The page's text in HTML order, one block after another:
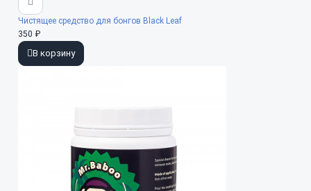
Чистящее средство для бонгов Black Leaf
350 ₽
В корзину